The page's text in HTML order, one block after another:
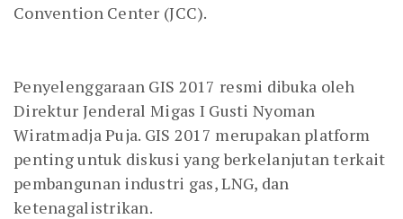
Convention Center (JCC).
Penyelenggaraan GIS 2017 resmi dibuka oleh
Direktur Jenderal Migas I Gusti Nyoman
Wiratmadja Puja. GIS 2017 merupakan platform
penting untuk diskusi yang berkelanjutan terkait
pembangunan industri gas, LNG, dan
ketenagalistrikan.